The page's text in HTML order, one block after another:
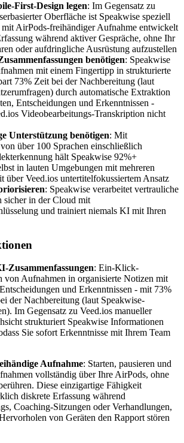
First-Design legen: Im Gegensatz zu
Oberfläche ist Speakwise speziell
mit AirPods-freihändiger Aufnahme entwickelt
während aktiver Gespräche, ohne Ihr
oder aufdringliche Ausrüstung aufzustellen
benötigen: Speakwise
mit einem Fingertipp in strukturierte
73% Zeit bei der Nachbereitung (laut
durch automatische Extraktion
Entscheidungen und Erkenntnissen -
Videobearbeitungs-Transkription nicht
Unterstützung benötigen: Mit
über 100 Sprachen einschließlich
hält Speakwise 92%+
in lauten Umgebungen mit mehreren
über Veed.ios untertitelfokussiertem Ansatz
: Speakwise verarbeitet vertrauliche
sicher in der Cloud mit
und trainiert niemals KI mit Ihren
Zusammenfassungen: Ein-Klick-
von Aufnahmen in organisierte Notizen mit
und Erkenntnissen - mit 73%
der Nachbereitung (laut Speakwise-
Im Gegensatz zu Veed.ios manueller
strukturiert Speakwise Informationen
Sie sofort Erkenntnisse mit Ihrem Team
Aufnahme: Starten, pausieren und
vollständig über Ihre AirPods, ohne
Diese einzigartige Fähigkeit
diskrete Erfassung während
Coaching-Sitzungen oder Verhandlungen,
von Geräten den Rapport stören